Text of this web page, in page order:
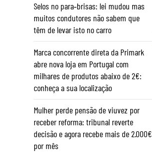
Selos no para‑brisas: lei mudou mas
muitos condutores não sabem que
têm de levar isto no carro
Marca concorrente direta da Primark
abre nova loja em Portugal com
milhares de produtos abaixo de 2€:
conheça a sua localização
Mulher perde pensão de viuvez por
receber reforma: tribunal reverte
decisão e agora recebe mais de 2.000€
por mês